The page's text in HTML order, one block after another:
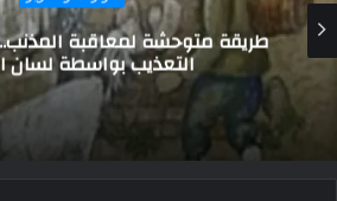
د. صلاح سلام عضو مجلس حقوق
أطباء شمال سيناء: مصر ستكون
10 سنوات بسبب المعجزات
والمشروعات العملاقة